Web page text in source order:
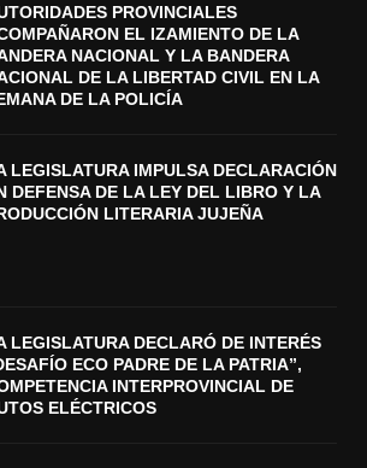
PROVINCIALES
EL IZAMIENTO DE LA
NACIONAL Y LA BANDERA
DE LA LIBERTAD CIVIL EN LA
DE LA POLICÍA
LEGISLATURA IMPULSA DECLARACIÓN
DEFENSA DE LA LEY DEL LIBRO Y LA
LITERARIA JUJEÑA
LEGISLATURA DECLARÓ DE INTERÉS
ECO PADRE DE LA PATRIA”,
INTERPROVINCIAL DE
ELÉCTRICOS